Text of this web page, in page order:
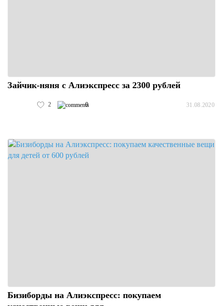
Зайчик-няня с Алиэкспресс за 2300 рублей
2 0 31.08.2020
Бизиборды на Алиэкспресс: покупаем